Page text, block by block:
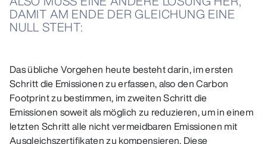
DAMIT AM ENDE DER GLEICHUNG EINE
NULL STEHT:
Das übliche Vorgehen heute besteht darin, im ersten
Schritt die Emissionen zu erfassen, also den Carbon
Footprint zu bestimmen, im zweiten Schritt die
Emissionen soweit als möglich zu reduzieren, um in einem
letzten Schritt alle nicht vermeidbaren Emissionen mit
Ausgleichszertifikaten zu kompensieren. Diese